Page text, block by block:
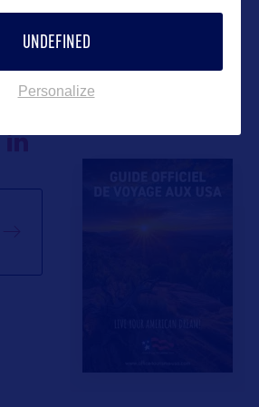
TÉLÉCHARGEZ LA
UNDEFINED
Personalize